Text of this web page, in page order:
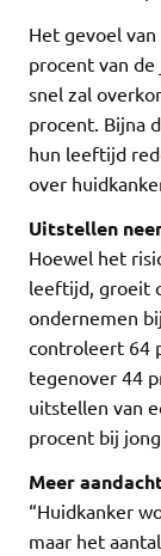
Het gevoel
procent van
snel zal
procent. Bijna
hun leeftijd
over
Uitstellen
Hoewel het
leeftijd, groeit
ondernemen
controleert 64
tegenover 44
uitstellen van
procent bij
Meer
“Huidkanker
maar het